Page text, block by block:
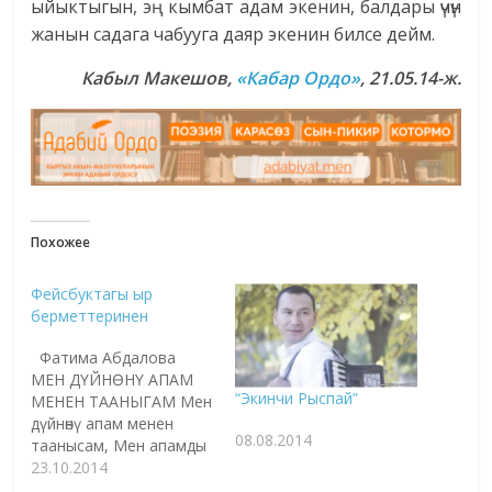
ыйыктыгын, эң кымбат адам экенин, балдары үчүн
жанын садага чабууга даяр экенин билсе дейм.
Кабыл Макешов, «Кабар Ордо», 21.05.14-ж.
Похожее
Фейсбуктагы ыр
берметтеринен
Фатима Абдалова
МЕН ДҮЙНӨНҮ АПАМ
МЕНЕН ТААНЫГАМ Мен
дүйнөнү апам менен
таанысам, Мен апамды
көйнөгүнөн тааныгам.
23.10.2014
“Экинчи Рыспай”
08.08.2014